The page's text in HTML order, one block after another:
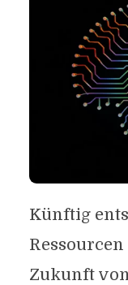
Künftig
Zukunft